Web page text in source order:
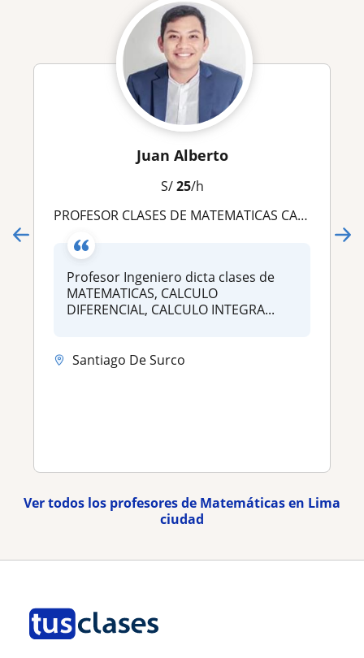
Juan Alberto
S/25/h
PROFESOR CLASES DE MATEMATICAS CALCULO FISICA QUIMICA ESTADISTICA, UPC UTP USIL UCV UPN USMP UCSUR U CONTINENTAL
Profesor Ingeniero dicta clases de
MATEMATICAS, CALCULO
DIFERENCIAL, CALCULO INTEGRA...
Santiago De Surco
Ver todos los profesores de Matemáticas en Lima
ciudad